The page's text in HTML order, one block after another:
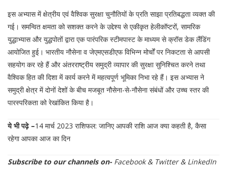
इस अभ्यास में क्षेत्रीय एवं वैश्विक सुरक्षा चुनौतियों के प्रति साझा प्रतिबद्धता व्यक्त की
गई। समन्वित क्षमता को सशक्त करने के उद्देश्य से एकीकृत हेलीकॉप्टरों, सामरिक
युद्धाभ्यास और युद्धपोतों द्वारा एक पारंपरिक स्टीमपास्ट के माध्यम से क्रॉस डेक लैंडिंग
आयोजित हुई। भारतीय नौसेना व जेएमएसडीएफ विभिन्न मोर्चों पर निकटता से आपसी
सहयोग कर रहे हैं और अंतरराष्ट्रीय समुद्री व्यापार की सुरक्षा सुनिश्चित करने तथा
वैश्विक हित की दिशा में कार्य करने में महत्वपूर्ण भूमिका निभा रहे हैं। इस अभ्यास ने
समुद्री क्षेत्र में दोनों देशों के बीच मजबूत नौसेना-से-नौसेना संबंधों और उच्च स्तर की
पारस्परिकता को रेखांकित किया है।
ये भी पढ़े –14 मार्च 2023 राशिफल: जानिए आपकी राशि आज क्या कहती है, कैसा
रहेगा आपका आज का दिन
Subscribe to our channels on- Facebook& Twitter& LinkedIn